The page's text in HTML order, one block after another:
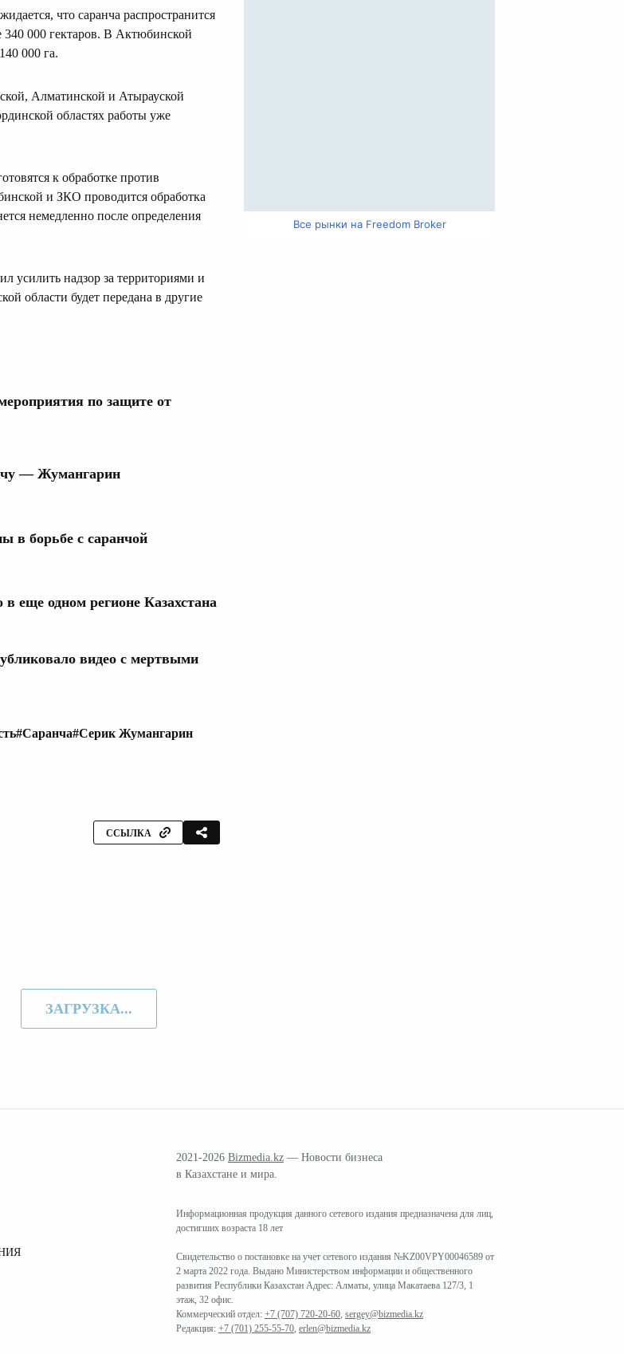
что саранча распространится
340 000 гектаров. В Актюбинской
000 га.
Алматинской и Атырауской
областях работы уже
к обработке против
и ЗКО проводится обработка
немедленно после определения
усилить надзор за территориями и
области будет передана в другие
по защите от
— Жумангарин
в борьбе с саранчой
еще одном регионе Казахстана
видео с мертвыми
#Саранча#Серик Жумангарин
ССЫЛКА
Все рынки на Freedom Broker
ЗАГРУЗКА...
2021-2026 Bizmedia.kz — Новости бизнеса
в Казахстане и мира.
Информационная продукция данного сетевого издания предназначена для лиц,
достигших возраста 18 лет
Свидетельство о постановке на учет сетевого издания №KZ00VPY00046589 от
2 марта 2022 года. Выдано Министерством информации и общественного
развития Республики Казахстан Адрес: Алматы, улица Макатаева 127/3, 1
этаж, 32 офис.
Коммерческий отдел: +7 (707) 720-20-60, sergey@bizmedia.kz
Редакция: +7 (701) 255-55-70, erlen@bizmedia.kz